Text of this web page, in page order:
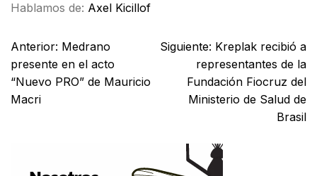
Hablamos de: Axel Kicillof
Anterior: Medrano
presente en el acto
“Nuevo PRO” de Mauricio
Macri
Siguiente: Kreplak recibió a
representantes de la
Fundación Fiocruz del
Ministerio de Salud de
Brasil